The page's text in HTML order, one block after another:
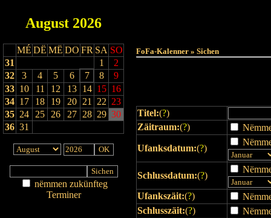
August 2026
MÉ DË MË DO FR SA SO
31
1
2
32
3 4 5 6 7 8
9
33 10 11 12 13 14 15 16
34 17 18 19 20 21 22 23
35 24 25 26 27 28 29 30
36 31
nëmmen zukünfteg
Terminer
FoFa-Kalenner » Sichen
Titel:(?)
Zäitraum:(?)
Ufanksdatum:(?)
Schlussdatum:(?)
Ufankszäit:(?)
Schlusszäit:(?)